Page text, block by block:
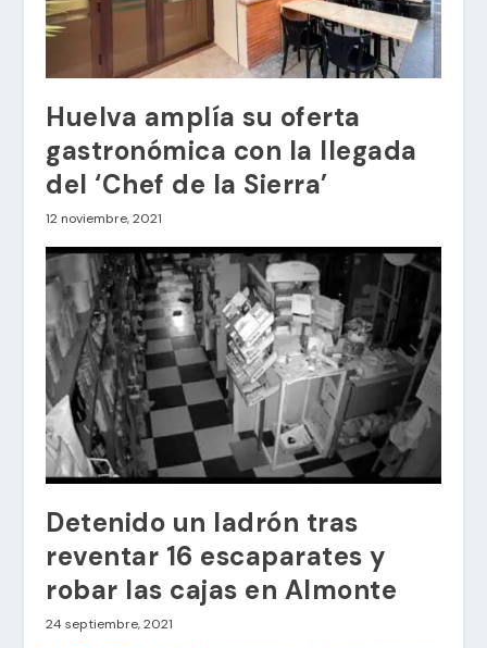
Huelva amplía su oferta
gastronómica con la llegada
del ‘Chef de la Sierra’
12 noviembre, 2021
Detenido un ladrón tras
reventar 16 escaparates y
robar las cajas en Almonte
24 septiembre, 2021